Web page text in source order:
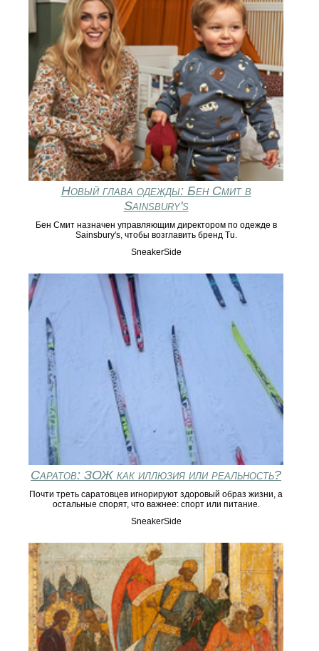
Новый глава одежды: Бен Смит в
Sainsbury's
Бен Смит назначен управляющим директором по одежде в
Sainsbury's, чтобы возглавить бренд Tu.
SneakerSide
Саратов: ЗОЖ как иллюзия или реальность?
Почти треть саратовцев игнорируют здоровый образ жизни, а
остальные спорят, что важнее: спорт или питание.
SneakerSide